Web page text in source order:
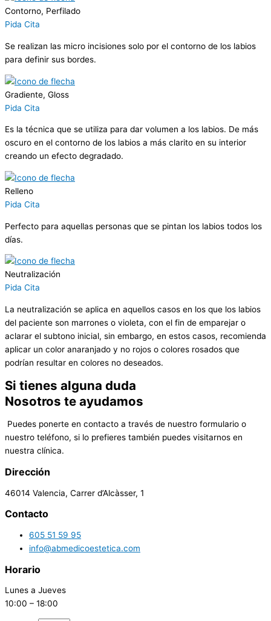
Contorno, Perfilado
Pida Cita
Se realizan las micro incisiones solo por el contorno de los labios
para definir sus bordes.
Gradiente, Gloss
Pida Cita
Es la técnica que se utiliza para dar volumen a los labios. De más
oscuro en el contorno de los labios a más clarito en su interior
creando un efecto degradado.
Relleno
Pida Cita
Perfecto para aquellas personas que se pintan los labios todos los
días.
Neutralización
Pida Cita
La neutralización se aplica en aquellos casos en los que los labios
del paciente son marrones o violeta, con el fin de emparejar o
aclarar el subtono inicial, sin embargo, en estos casos, recomienda
aplicar un color anaranjado y no rojos o colores rosados que
podrían resultar en colores no deseados.
Si tienes alguna duda
Nosotros te ayudamos
Puedes ponerte en contacto a través de nuestro formulario o
nuestro teléfono, si lo prefieres también puedes visitarnos en
nuestra clínica.
Dirección
46014 Valencia, Carrer d’Alcàsser, 1
Contacto
605 51 59 95
info@abmedicoestetica.com
Horario
Lunes a Jueves
10:00 – 18:00